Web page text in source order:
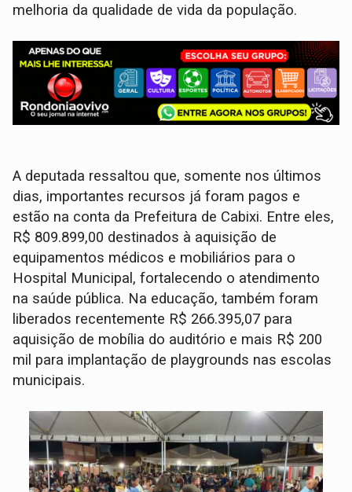
melhoria da qualidade de vida da população.
A deputada ressaltou que, somente nos últimos
dias, importantes recursos já foram pagos e
estão na conta da Prefeitura de Cabixi. Entre eles,
R$ 809.899,00 destinados à aquisição de
equipamentos médicos e mobiliários para o
Hospital Municipal, fortalecendo o atendimento
na saúde pública. Na educação, também foram
liberados recentemente R$ 266.395,07 para
aquisição de mobília do auditório e mais R$ 200
mil para implantação de playgrounds nas escolas
municipais.